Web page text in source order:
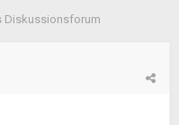
Diskussionsforum